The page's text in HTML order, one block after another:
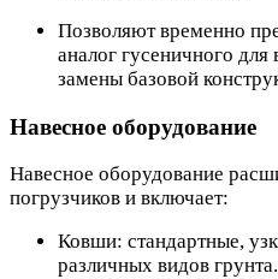
Позволяют временно
аналог гусеничного
замены базовой
Навесное оборудование
Навесное оборудование
погрузчиков и включает:
Ковши: стандартные,
различных видов грунта.